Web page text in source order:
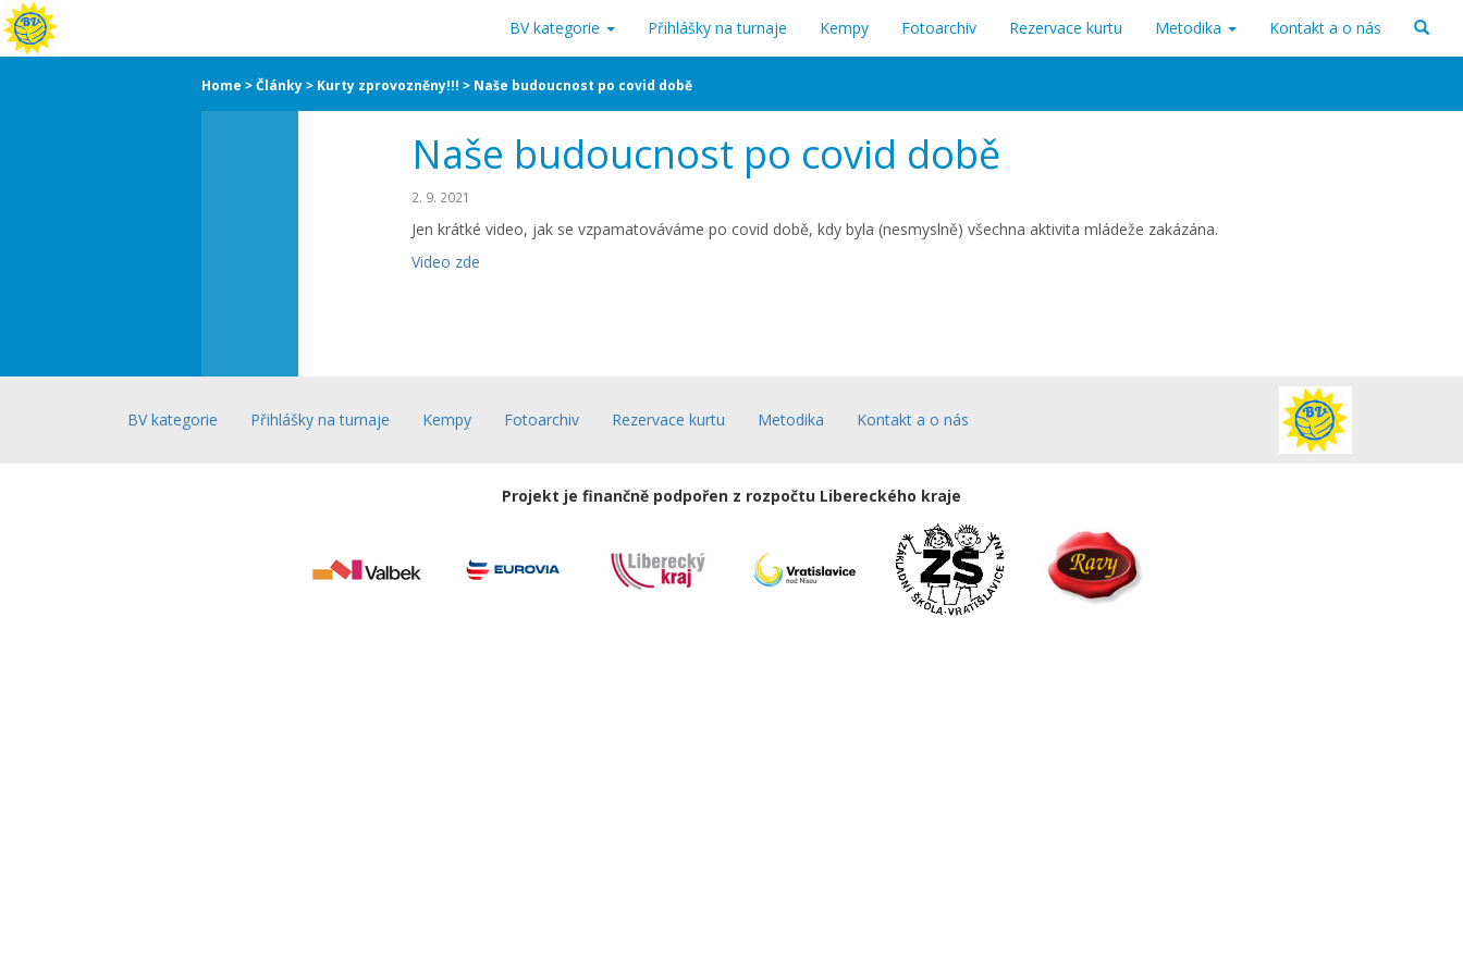
BV kategorie Přihlášky na turnaje Kempy Fotoarchiv Rezervace kurtu Metodika Kontakt a o nás
Home Články Kurty zprovozněny!!! Naše budoucnost po covid době
Naše budoucnost po covid době
2. 9. 2021
Jen krátké video, jak se vzpamatováváme po covid době, kdy byla (nesmyslně) všechna aktivita mládeže zakázána.
Video zde
BV kategorie Přihlášky na turnaje Kempy Fotoarchiv Rezervace kurtu Metodika Kontakt a o nás
Projekt je finančně podpořen z rozpočtu Libereckého kraje